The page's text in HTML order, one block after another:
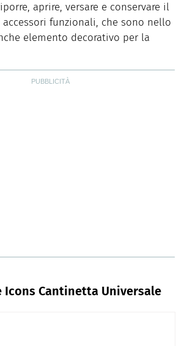
aprire, versare e conservare il
funzionali, che sono nello
elemento decorativo per la
Icons Cantinetta Universale